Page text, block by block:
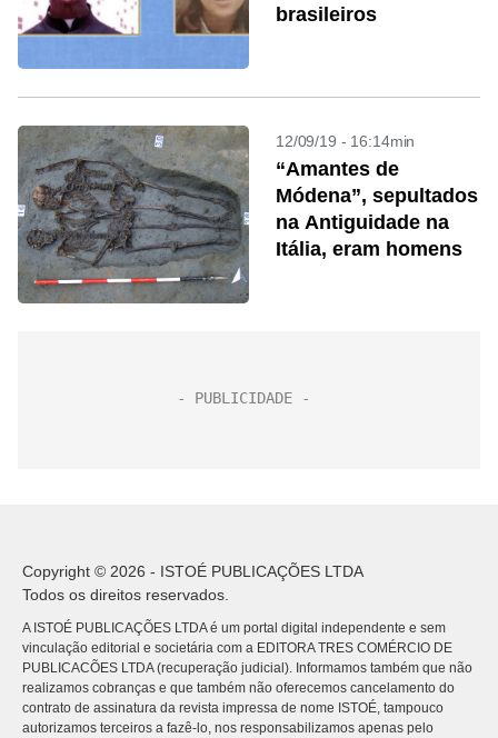
brasileiros
12/09/19 - 16:14min
“Amantes de
Módena”, sepultados
na Antiguidade na
Itália, eram homens
Copyright © 2026 - ISTOÉ PUBLICAÇÕES LTDA
Todos os direitos reservados.
A ISTOÉ PUBLICAÇÕES LTDA é um portal digital independente e sem
vinculação editorial e societária com a EDITORA TRES COMÉRCIO DE
PUBLICACÕES LTDA (recuperação judicial). Informamos também que não
realizamos cobranças e que também não oferecemos cancelamento do
contrato de assinatura da revista impressa de nome ISTOÉ, tampouco
autorizamos terceiros a fazê-lo, nos responsabilizamos apenas pelo